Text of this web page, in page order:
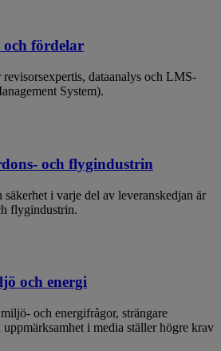
fördelar
dataanalys och LMS-
System).
och flygindustrin
i varje del av leveranskedjan är
flygindustrin.
och energi
och energifrågor, strängare
i media ställer högre krav